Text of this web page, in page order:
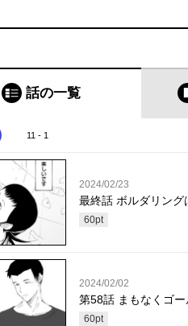
話の一覧
11 - 1
2024/02/23
最終話 ボルダリング
60pt
2024/02/02
第58話 まもなくゴー
60pt